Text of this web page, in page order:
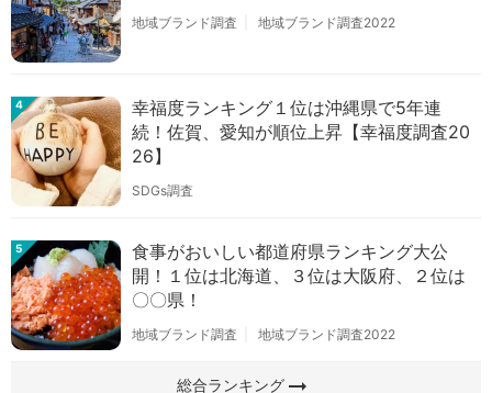
地域ブランド調査 地域ブランド調査2022
4
幸福度ランキング１位は沖縄県で5年連
続！佐賀、愛知が順位上昇【幸福度調査20
26】
SDGs調査
5
食事がおいしい都道府県ランキング大公
開！１位は北海道、３位は大阪府、２位は
〇〇県！
地域ブランド調査 地域ブランド調査2022
総合ランキングarrow_right_alt